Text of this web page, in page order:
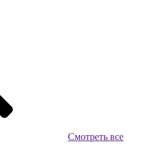
Смотреть все